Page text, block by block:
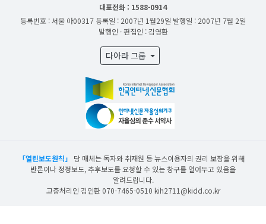
대표전화 : 1588-0914
등록번호 : 서울 아00317 등록일 : 2007년 1월29일 발행일 : 2007년 7월 2일
발행인 · 편집인 : 김영환
다아라 그룹
「열린보도원칙」
당 매체는 독자와 취재원 등 뉴스이용자의 권리 보장을 위해
반론이나 정정보도, 추후보도를 요청할 수 있는 창구를 열어두고 있음을
알려드립니다.
고충처리인 김인환 070-7465-0510 kih2711@kidd.co.kr